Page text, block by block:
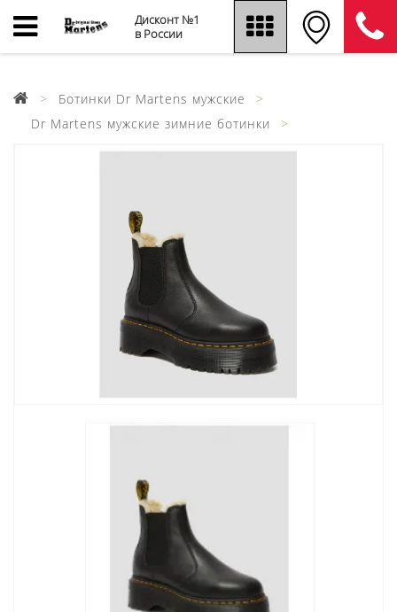
Дисконт №1
в России
Ботинки Dr Martens мужские
Dr Martens мужские зимние ботинки